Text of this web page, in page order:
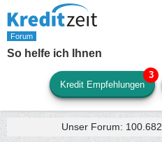
So helfe ich Ihnen
Kredit Empfehlungen
Unser Forum: 100.682